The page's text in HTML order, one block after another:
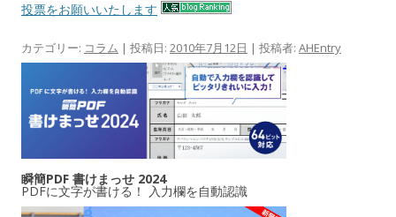
投票をお願いいたします
カテゴリー: コラム | 投稿日: 2010年7月12日 | 投稿者: AHEntry
瞬簡PDF 書けまっせ 2024
PDFに文字が書ける！ 入力欄を自動認識